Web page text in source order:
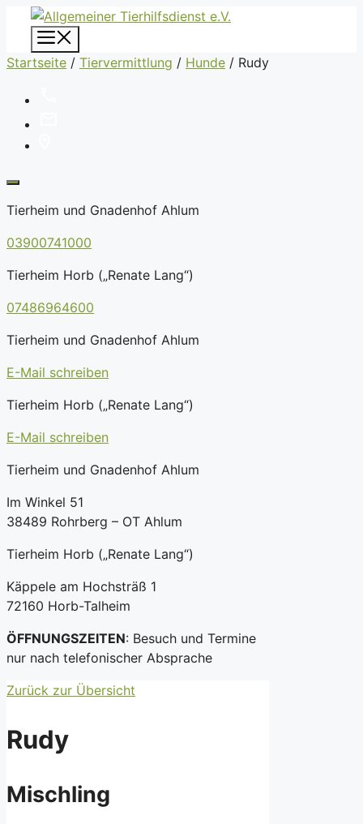
Zum
Inhalt
springen
Startseite / Tiervermittlung / Hunde / Rudy
Tierheim und Gnadenhof Ahlum
03900741000
Tierheim Horb („Renate Lang“)
07486964600
Tierheim und Gnadenhof Ahlum
E-Mail schreiben
Tierheim Horb („Renate Lang“)
E-Mail schreiben
Tierheim und Gnadenhof Ahlum
Im Winkel 51
38489 Rohrberg – OT Ahlum
Tierheim Horb („Renate Lang“)
Käppele am Hochsträß 1
72160 Horb-Talheim
ÖFFNUNGSZEITEN: Besuch und Termine
nur nach telefonischer Absprache
Zurück zur Übersicht
Rudy
Mischling